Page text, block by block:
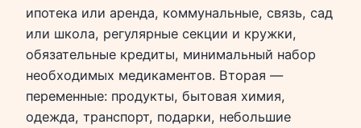
ипотека или аренда, коммунальные, связь, сад
или школа, регулярные секции и кружки,
обязательные кредиты, минимальный набор
необходимых медикаментов. Вторая —
переменные: продукты, бытовая химия,
одежда, транспорт, подарки, небольшие